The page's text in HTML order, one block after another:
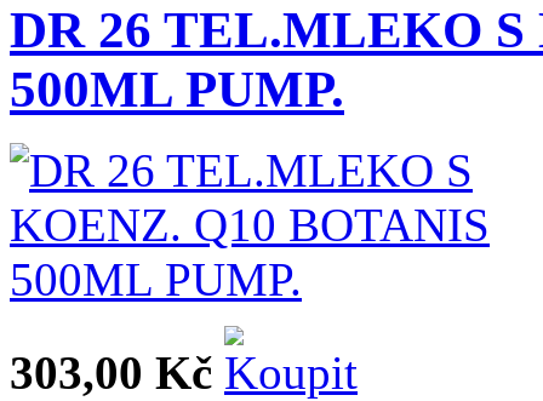
DR 26 TEL.MLEKO S
500ML PUMP.
303,00 Kč